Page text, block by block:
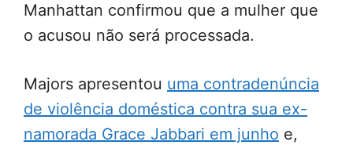
Manhattan confirmou que a mulher que
o acusou não será processada.
Majors apresentou uma contradenúncia
de violência doméstica contra sua ex-
namorada Grace Jabbari em junho e,